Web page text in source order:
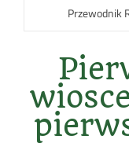
Przewodnik